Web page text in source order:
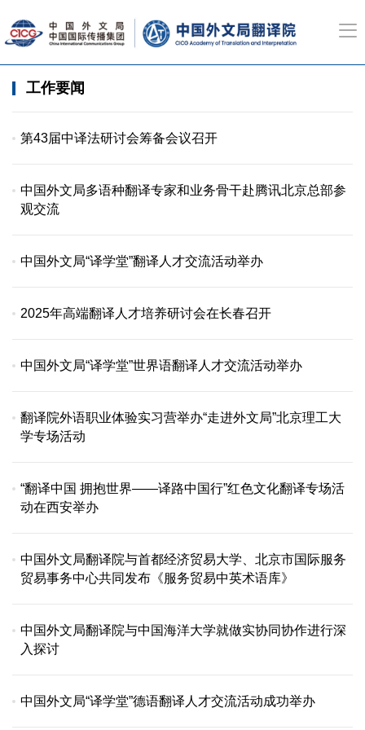
工作要闻
第43届中译法研讨会筹备会议召开
中国外文局多语种翻译专家和业务骨干赴腾讯北京总部参
观交流
中国外文局“译学堂”翻译人才交流活动举办
2025年高端翻译人才培养研讨会在长春召开
中国外文局“译学堂”世界语翻译人才交流活动举办
翻译院外语职业体验实习营举办“走进外文局”北京理工大
学专场活动
“翻译中国 拥抱世界——译路中国行”红色文化翻译专场活
动在西安举办
中国外文局翻译院与首都经济贸易大学、北京市国际服务
贸易事务中心共同发布《服务贸易中英术语库》
中国外文局翻译院与中国海洋大学就做实协同协作进行深
入探讨
中国外文局“译学堂”德语翻译人才交流活动成功举办